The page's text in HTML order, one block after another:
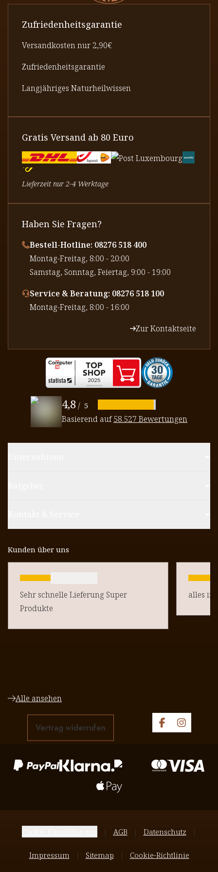
Zufriedenheitsgarantie
Versandkosten nur 2,90€
Zufriedenheitsgarantie
Langjähriges Naturheilwissen
Gratis Versand ab 80 Euro
Lieferzeit nur 2-4 Werktage
Haben Sie Fragen?
Bestell-Hotline: 08276 518 400
⁠Montag-Freitag, 8:00 - 20:00
⁠Samstag, Sonntag, Feiertag, 9:00 - 19:00
Service & Beratung: 08276 518 100
⁠Montag-Freitag, 8:00 - 16:00
Zur Kontaktseite
4,8/ 5
Basierend auf58.527 Bewertungen
Kunden über uns
Sehr schnelle Lieferung Super
Produkte
alles in
Alle ansehen
Vertrag widerrufen
AGB Datenschutz
Impressum Sitemap Cookie-Richtlinie